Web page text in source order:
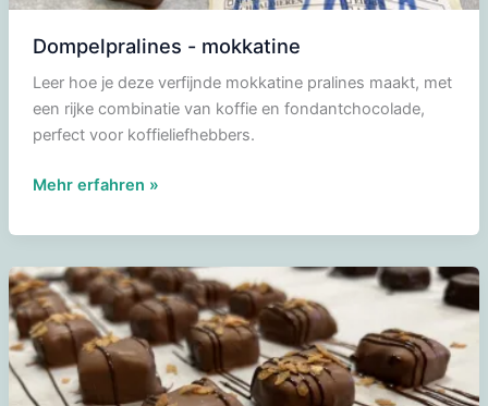
Dompelpralines - mokkatine
Leer hoe je deze verfijnde mokkatine pralines maakt, met
een rijke combinatie van koffie en fondantchocolade,
perfect voor koffieliefhebbers.
Dompelpralines
mokkatine
Mehr erfahren »